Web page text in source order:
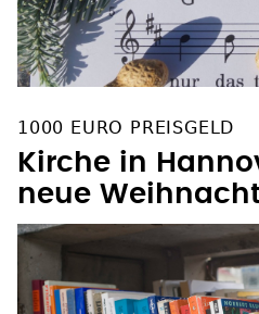
1000 EURO PREISGELD
Kirche in
neue